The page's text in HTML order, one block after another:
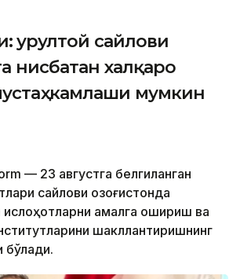
Қурултой сайлови
нисбатан халқаро
мумкин
— 23 августга белгиланган
сайлови Қозоғистонда
ислоҳотларни амалга ошириш ва
шакллантиришнинг
бўлади.